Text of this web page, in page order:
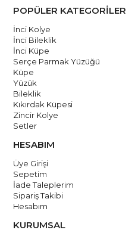
korumanız önemlidir. Egzersiz
veya sert yüzeylere temas
düşünebilirsiniz.Kendi
üretilmekte ve kalite
yapılmaktadır. Talimatlarımızı
güzelliğini uzun süre
El yapımıdır.
POPÜLER KATEGORİLER
İnci Kolye
İnci Bileklik
İnci Küpe
Serçe Parmak Yüzüğü
Küpe
Yüzük
Bileklik
Kıkırdak Küpesi
Zincir Kolye
Setler
HESABIM
Üye Girişi
Sepetim
İade Taleplerim
Sipariş Takibi
Hesabım
KURUMSAL